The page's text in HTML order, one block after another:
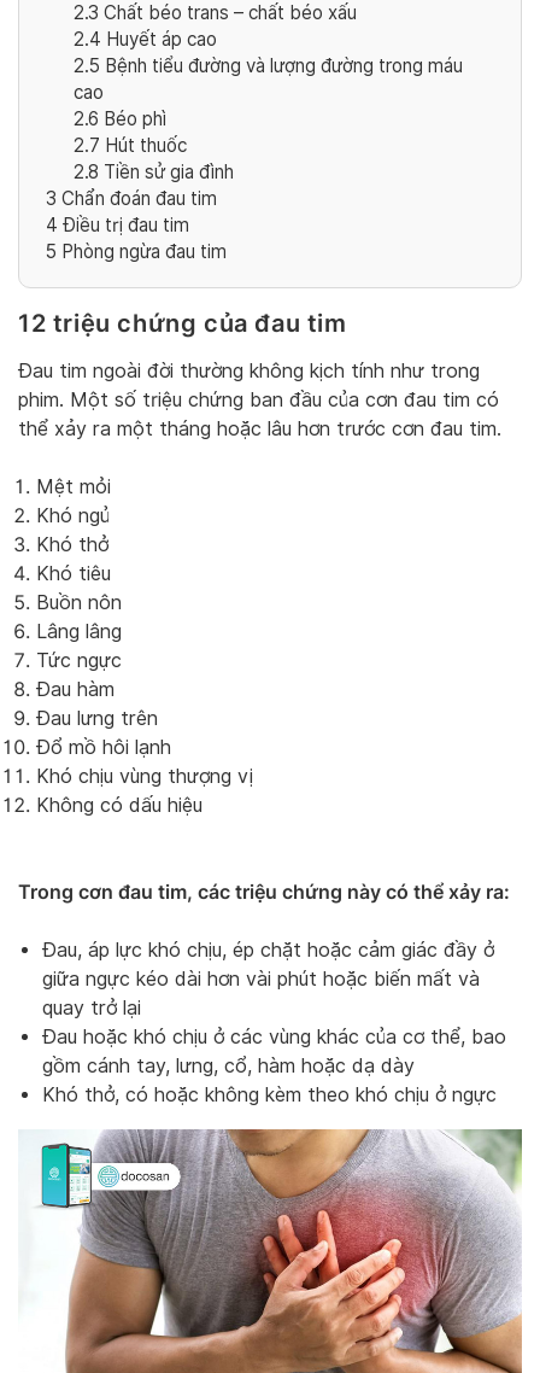
2.3 Chất béo trans – chất béo xấu
2.4 Huyết áp cao
2.5 Bệnh tiểu đường và lượng đường trong máu
cao
2.6 Béo phì
2.7 Hút thuốc
2.8 Tiền sử gia đình
3 Chẩn đoán đau tim
4 Điều trị đau tim
5 Phòng ngừa đau tim
12 triệu chứng của đau tim
Đau tim ngoài đời thường không kịch tính như trong
phim. Một số triệu chứng ban đầu của cơn đau tim có
thể xảy ra một tháng hoặc lâu hơn trước cơn đau tim.
Mệt mỏi
Khó ngủ
Khó thở
Khó tiêu
Buồn nôn
Lâng lâng
Tức ngực
Đau hàm
Đau lưng trên
Đổ mồ hôi lạnh
Khó chịu vùng thượng vị
Không có dấu hiệu
Trong cơn đau tim, các triệu chứng này có thể xảy ra:
Đau, áp lực khó chịu, ép chặt hoặc cảm giác đầy ở
giữa ngực kéo dài hơn vài phút hoặc biến mất và
quay trở lại
Đau hoặc khó chịu ở các vùng khác của cơ thể, bao
gồm cánh tay, lưng, cổ, hàm hoặc dạ dày
Khó thở, có hoặc không kèm theo khó chịu ở ngực